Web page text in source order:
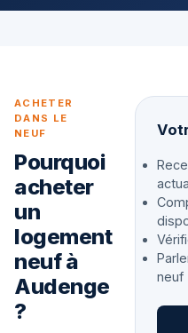
ACHETER
DANS LE
NEUF
Pourquoi
acheter
un
logement
neuf à
Audenge
?
neuf